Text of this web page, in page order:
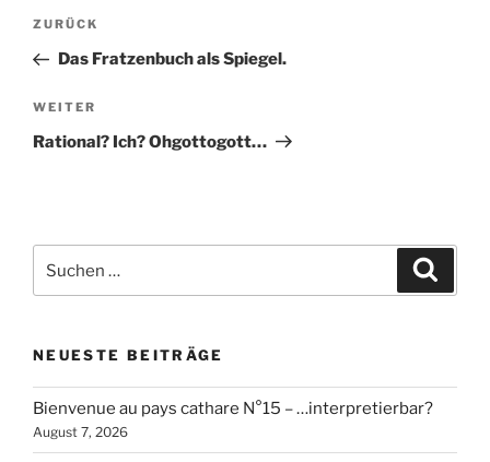
Beitragsnavigation
Vorheriger
Beitrag
ZURÜCK
Das Fratzenbuch als Spiegel.
Nächster
Beitrag
WEITER
Rational? Ich? Ohgottogott…
nach:
NEUESTE BEITRÄGE
Bienvenue au pays cathare N°15 – …interpretierbar?
August 7, 2026